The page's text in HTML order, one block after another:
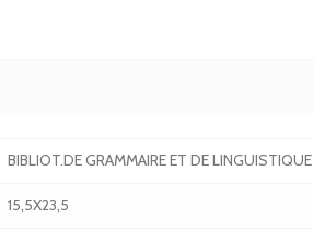
BIBLIOT.DE GRAMMAIRE ET DE LINGUISTIQUE
15,5X23,5